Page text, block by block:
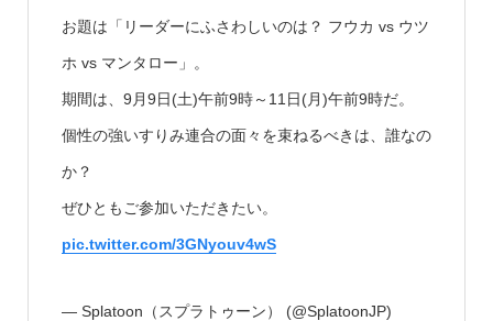
お題は「リーダーにふさわしいのは？ フウカ vs ウツ
ホ vs マンタロー」。
期間は、9月9日(土)午前9時～11日(月)午前9時だ。
個性の強いすりみ連合の面々を束ねるべきは、誰なの
か？
ぜひともご参加いただきたい。
pic.twitter.com/3GNyouv4wS
— Splatoon（スプラトゥーン） (@SplatoonJP)